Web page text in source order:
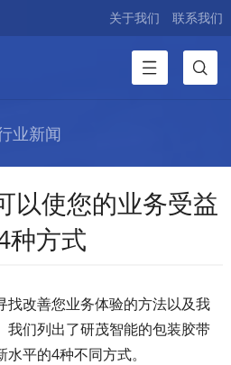
关于我们 联系我们
业新闻
以使您的业务受益
种方式
找改善您业务体验的方法以及我
我们列出了研茂智能的包装胶带
平的4种不同方式。